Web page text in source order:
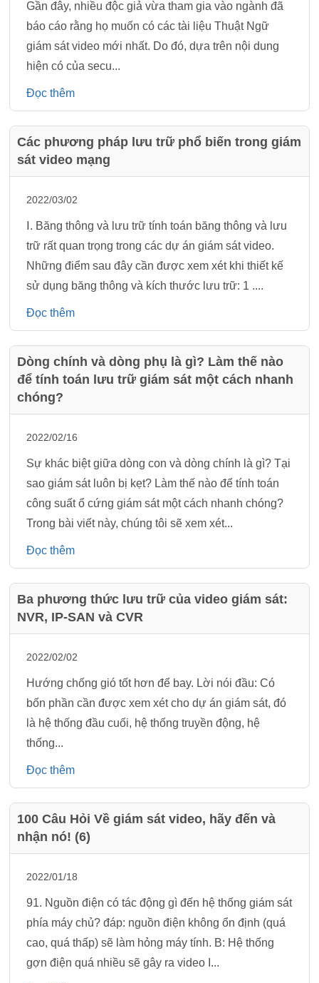
Gần đây, nhiều độc giả vừa tham gia vào ngành đã
báo cáo rằng họ muốn có các tài liệu Thuật Ngữ
giám sát video mới nhất. Do đó, dựa trên nội dung
hiện có của secu...
Đọc thêm
Các phương pháp lưu trữ phổ biến trong giám
sát video mạng
2022/03/02
Ⅰ. Băng thông và lưu trữ tính toán băng thông và lưu
trữ rất quan trọng trong các dự án giám sát video.
Những điểm sau đây cần được xem xét khi thiết kế
sử dụng băng thông và kích thước lưu trữ: 1 ....
Đọc thêm
Dòng chính và dòng phụ là gì? Làm thế nào
để tính toán lưu trữ giám sát một cách nhanh
chóng?
2022/02/16
Sự khác biệt giữa dòng con và dòng chính là gì? Tại
sao giám sát luôn bị kẹt? Làm thế nào để tính toán
công suất ổ cứng giám sát một cách nhanh chóng?
Trong bài viết này, chúng tôi sẽ xem xét...
Đọc thêm
Ba phương thức lưu trữ của video giám sát:
NVR, IP-SAN và CVR
2022/02/02
Hướng chống gió tốt hơn để bay. Lời nói đầu: Có
bốn phần cần được xem xét cho dự án giám sát, đó
là hệ thống đầu cuối, hệ thống truyền động, hệ
thống...
Đọc thêm
100 Câu Hỏi Về giám sát video, hãy đến và
nhận nó! (6)
2022/01/18
91. Nguồn điện có tác động gì đến hệ thống giám sát
phía máy chủ? đáp: nguồn điện không ổn định (quá
cao, quá thấp) sẽ làm hỏng máy tính. B: Hệ thống
gợn điện quá nhiều sẽ gây ra video I...